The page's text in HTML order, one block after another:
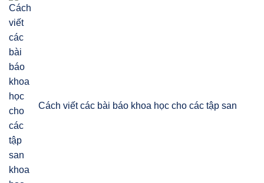
Cách viết các bài báo khoa học cho các tập san